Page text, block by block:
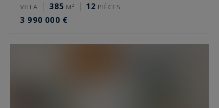
VILLA 385 M² 12 PIÈCES
3 990 000 €